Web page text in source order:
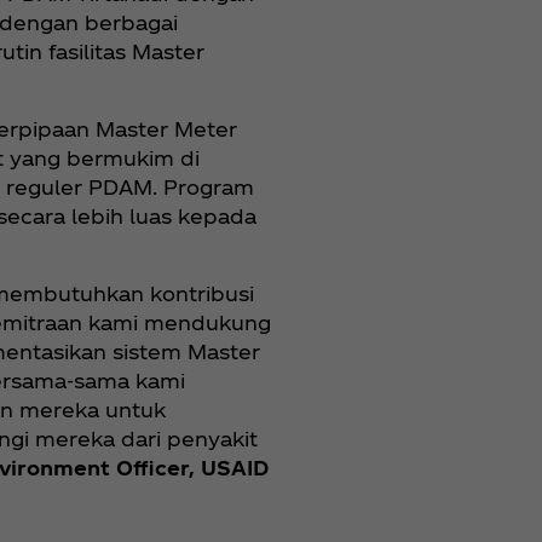
berbagai
fasilitas Master
Master Meter
yang bermukim di
PDAM. Program
lebih luas kepada
kontribusi
kami mendukung
sistem Master
sama kami
mereka untuk
mereka dari penyakit
Officer, USAID